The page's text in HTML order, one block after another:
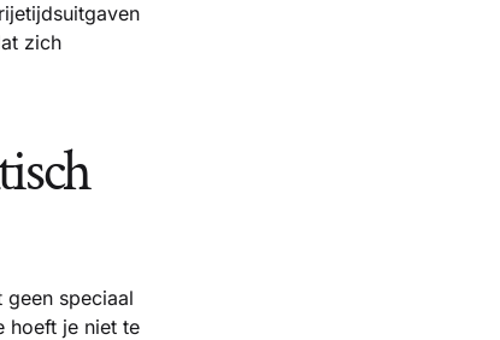
zich
speciaal
hoeft je niet te